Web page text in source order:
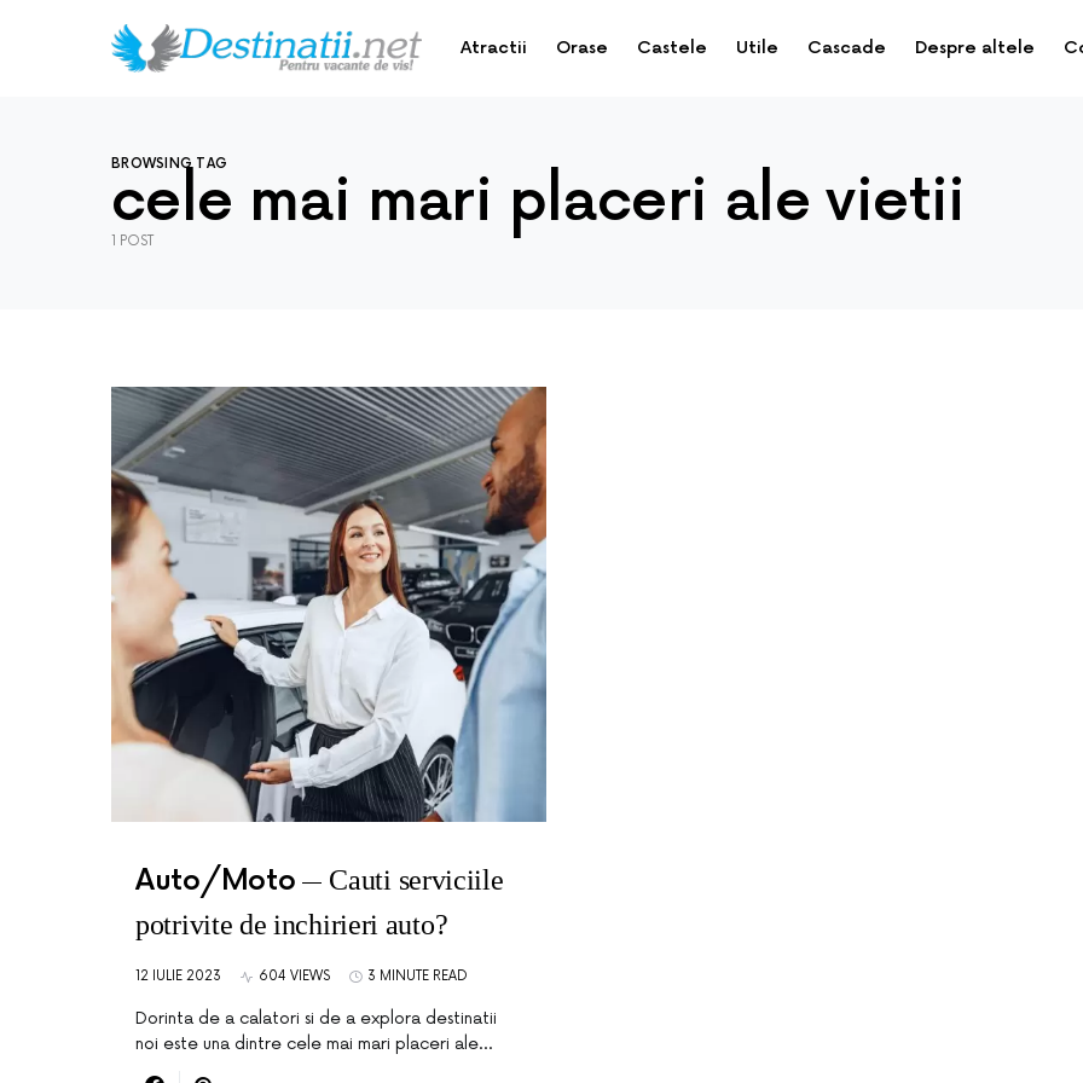
Atractii Orase Castele Utile Cascade Despre altele
BROWSING TAG
cele mai mari placeri ale vietii
1 POST
Auto/Moto
Cauti serviciile
potrivite de inchirieri auto?
12 IULIE 2023 604 VIEWS 3 MINUTE READ
Dorinta de a calatori si de a explora destinatii
noi este una dintre cele mai mari placeri ale…